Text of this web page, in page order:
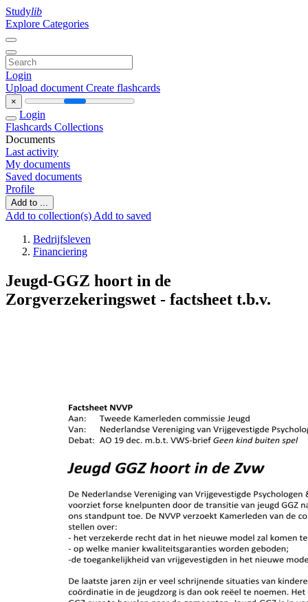
Studylib
Explore Categories
Login
Upload document Create flashcards
×
Login
Flashcards Collections
Documents
Last activity
My documents
Saved documents
Profile
Add to ...
Add to collection(s) Add to saved
Bedrijfsleven
Financiering
Jeugd-GGZ hoort in de
Zorgverzekeringswet - factsheet t.b.v.